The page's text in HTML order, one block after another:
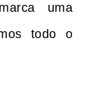
uma
todo o